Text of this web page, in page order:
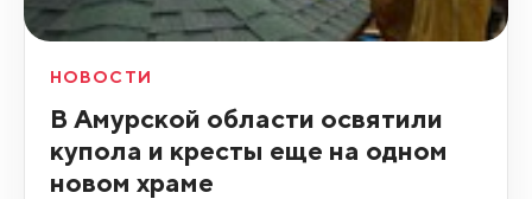
НОВОСТИ
В Амурской области освятили
купола и кресты еще на одном
новом храме